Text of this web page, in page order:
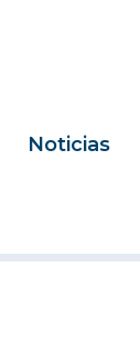
Noticias